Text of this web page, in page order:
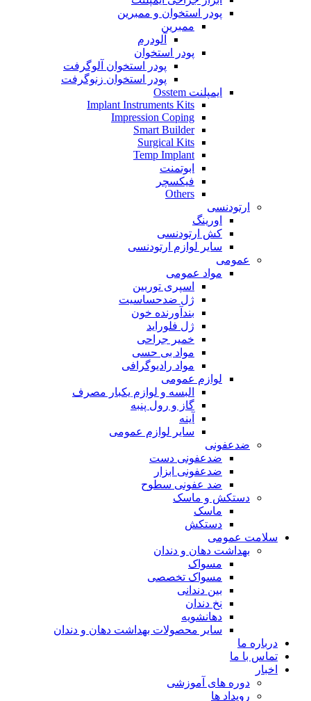
پودر استخوان و ممبرین
ممبرین
آلودرم
پودر استخوان
پودر استخوان آلوگرفت
پودر استخوان زنوگرفت
ایمپلنت Osstem
Implant Instruments Kits
Impression Coping
Smart Builder
Surgical Kits
Temp Implant
ابوتمنت
فیکسچر
Others
ارتودنسی
اورینگ
کش ارتودنسی
سایر لوازم ارتودنسی
عمومی
مواد عمومی
اسپری توربین
ژل ضدحساسیت
بندآورنده خون
ژل فلوراید
خمیر جراحی
مواد بی حسی
مواد رادیوگرافی
لوازم عمومی
البسه و لوازم یکبار مصرف
گاز و رول پنبه
آینه
سایر لوازم عمومی
ضدعفونی
ضدعفونی دست
ضدعفونی ابزار
ضد عفونی سطوح
دستکش و ماسک
ماسک
دستکش
سلامت عمومی
بهداشت دهان و دندان
مسواک
مسواک تخصصی
بین دندانی
نخ دندان
دهانشویه
سایر محصولات بهداشت دهان و دندان
درباره ما
تماس با ما
اخبار
دوره های آموزشی
رویداد ها